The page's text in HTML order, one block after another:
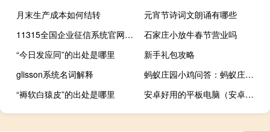
月末生产成本如何结转
元宵节诗词文朗诵有哪些
11315全国企业征信系统官网（11315）
石家庄小放牛春节营业吗
“今日发应同”的出处是哪里
新手礼包攻略
glisson系统名词解释
蚂蚁庄园小鸡问答：蚂蚁庄园蜂蜜
“褥软白猿皮”的出处是哪里
安卓好用的平板电脑（安卓平板电脑论坛）